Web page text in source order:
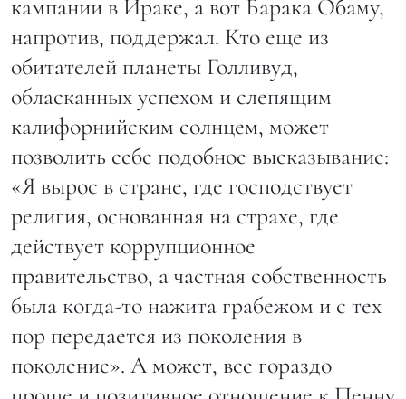
кампании в Ираке, а вот Барака Обаму,
напротив, поддержал. Кто еще из
обитателей планеты Голливуд,
обласканных успехом и слепящим
калифорнийским солнцем, может
позволить себе подобное высказывание:
«Я вырос в стране, где господствует
религия, основанная на страхе, где
действует коррупционное
правительство, а частная собственность
была когда-то нажита грабежом и с тех
пор передается из поколения в
поколение». А может, все гораздо